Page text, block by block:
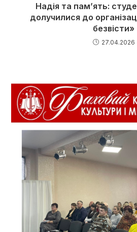
Надія та пам’ять:
долучилися до
безвісти»
27.04.2026